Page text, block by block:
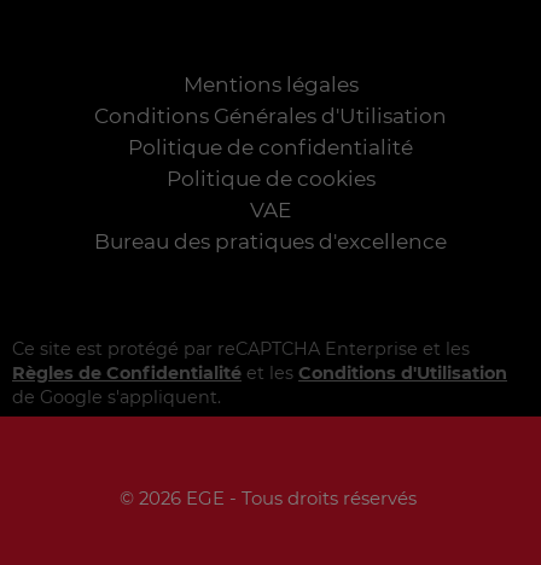
Mentions légales
Conditions Générales d'Utilisation
Politique de confidentialité
Politique de cookies
VAE
Bureau des pratiques d'excellence
Ce site est protégé par reCAPTCHA Enterprise et les
Règles de Confidentialité et les Conditions d'Utilisation
de Google s'appliquent.
© 2026 EGE - Tous droits réservés